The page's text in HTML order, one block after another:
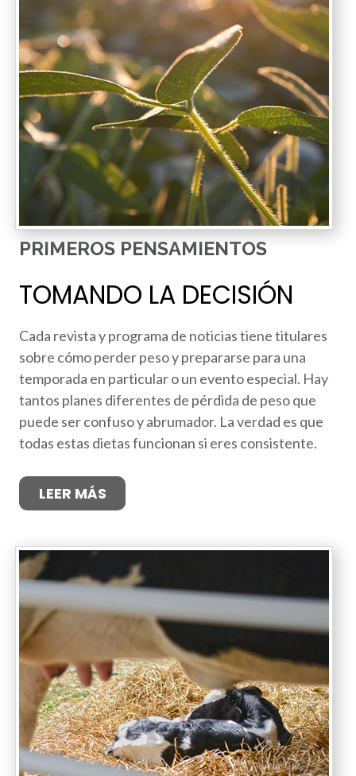
PRIMEROS PENSAMIENTOS
TOMANDO LA DECISIÓN
Cada revista y programa de noticias tiene titulares
sobre cómo perder peso y prepararse para una
temporada en particular o un evento especial. Hay
tantos planes diferentes de pérdida de peso que
puede ser confuso y abrumador. La verdad es que
todas estas dietas funcionan si eres consistente.
LEER MÁS